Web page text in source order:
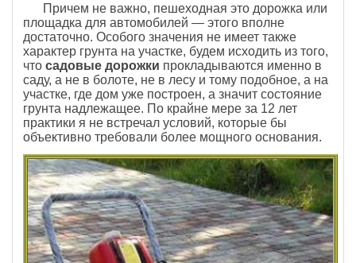
Причем не важно, пешеходная это дорожка или
площадка для автомобилей — этого вполне
достаточно. Особого значения не имеет также
характер грунта на участке, будем исходить из того,
что садовые дорожки прокладываются именно в
саду, а не в болоте, не в лесу и тому подобное, а на
участке, где дом уже построен, а значит состояние
грунта надлежащее. По крайне мере за 12 лет
практики я не встречал условий, которые бы
объективно требовали более мощного основания.